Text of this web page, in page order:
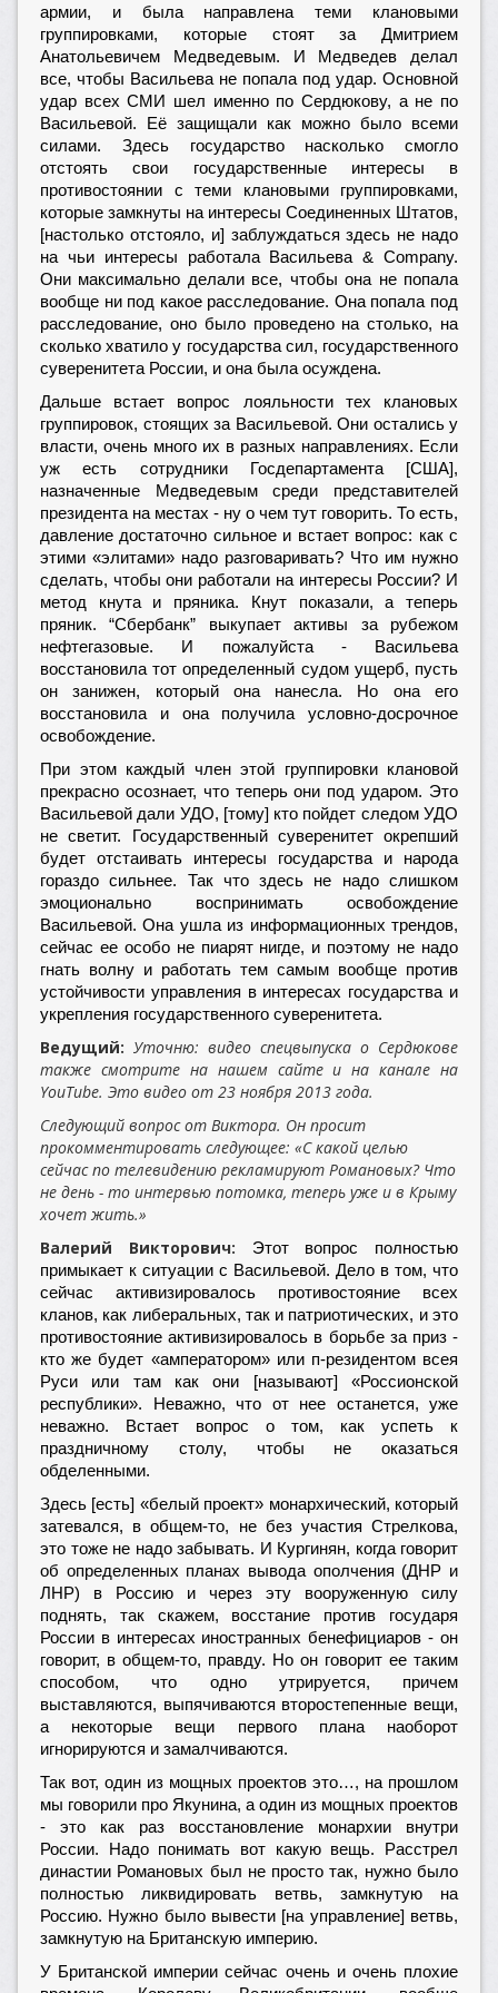
армии, и была направлена теми клановыми
группировками, которые стоят за Дмитрием
Анатольевичем Медведевым. И Медведев делал
все, чтобы Васильева не попала под удар. Основной
удар всех СМИ шел именно по Сердюкову, а не по
Васильевой. Её защищали как можно было всеми
силами. Здесь государство насколько смогло
отстоять свои государственные интересы в
противостоянии с теми клановыми группировками,
которые замкнуты на интересы Соединенных Штатов,
[настолько отстояло, и] заблуждаться здесь не надо
на чьи интересы работала Васильева & Company.
Они максимально делали все, чтобы она не попала
вообще ни под какое расследование. Она попала под
расследование, оно было проведено на столько, на
сколько хватило у государства сил, государственного
суверенитета России, и она была осуждена.
Дальше встает вопрос лояльности тех клановых
группировок, стоящих за Васильевой. Они остались у
власти, очень много их в разных направлениях. Если
уж есть сотрудники Госдепартамента [США],
назначенные Медведевым среди представителей
президента на местах - ну о чем тут говорить. То есть,
давление достаточно сильное и встает вопрос: как с
этими «элитами» надо разговаривать? Что им нужно
сделать, чтобы они работали на интересы России? И
метод кнута и пряника. Кнут показали, а теперь
пряник. “Сбербанк” выкупает активы за рубежом
нефтегазовые. И пожалуйста - Васильева
восстановила тот определенный судом ущерб, пусть
он занижен, который она нанесла. Но она его
восстановила и она получила условно-досрочное
освобождение.
При этом каждый член этой группировки клановой
прекрасно осознает, что теперь они под ударом. Это
Васильевой дали УДО, [тому] кто пойдет следом УДО
не светит. Государственный суверенитет окрепший
будет отстаивать интересы государства и народа
гораздо сильнее. Так что здесь не надо слишком
эмоционально воспринимать освобождение
Васильевой. Она ушла из информационных трендов,
сейчас ее особо не пиарят нигде, и поэтому не надо
гнать волну и работать тем самым вообще против
устойчивости управления в интересах государства и
укрепления государственного суверенитета.
Ведущий: Уточню: видео спецвыпуска о Сердюкове
также смотрите на нашем сайте и на канале на
YouTube. Это видео от 23 ноября 2013 года.
Следующий вопрос от Виктора. Он просит
прокомментировать следующее: «С какой целью
сейчас по телевидению рекламируют Романовых? Что
не день - то интервью потомка, теперь уже и в Крыму
хочет жить.»
Валерий Викторович: Этот вопрос полностью
примыкает к ситуации с Васильевой. Дело в том, что
сейчас активизировалось противостояние всех
кланов, как либеральных, так и патриотических, и это
противостояние активизировалось в борьбе за приз -
кто же будет «амператором» или п-резидентом всея
Руси или там как они [называют] «Россионской
республики». Неважно, что от нее останется, уже
неважно. Встает вопрос о том, как успеть к
праздничному столу, чтобы не оказаться
обделенными.
Здесь [есть] «белый проект» монархический, который
затевался, в общем-то, не без участия Стрелкова,
это тоже не надо забывать. И Кургинян, когда говорит
об определенных планах вывода ополчения (ДНР и
ЛНР) в Россию и через эту вооруженную силу
поднять, так скажем, восстание против государя
России в интересах иностранных бенефициаров - он
говорит, в общем-то, правду. Но он говорит ее таким
способом, что одно утрируется, причем
выставляются, выпячиваются второстепенные вещи,
а некоторые вещи первого плана наоборот
игнорируются и замалчиваются.
Так вот, один из мощных проектов это…, на прошлом
мы говорили про Якунина, а один из мощных проектов
- это как раз восстановление монархии внутри
России. Надо понимать вот какую вещь. Расстрел
династии Романовых был не просто так, нужно было
полностью ликвидировать ветвь, замкнутую на
Россию. Нужно было вывести [на управление] ветвь,
замкнутую на Британскую империю.
У Британской империи сейчас очень и очень плохие